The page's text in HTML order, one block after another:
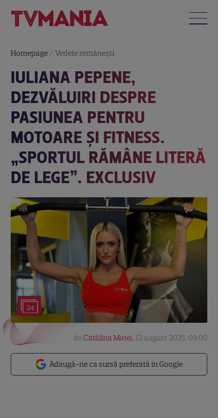
Homepage /Vedete româneşti
IULIANA PEPENE,
DEZVĂLUIRI DESPRE
PASIUNEA PENTRU
MOTOARE ȘI FITNESS.
„SPORTUL RĂMÂNE LITERĂ
DE LEGE”. EXCLUSIV
24
Adaugă-ne ca sursă preferată în Google
de Cătălina Matei, 12 august 2025, 09:00